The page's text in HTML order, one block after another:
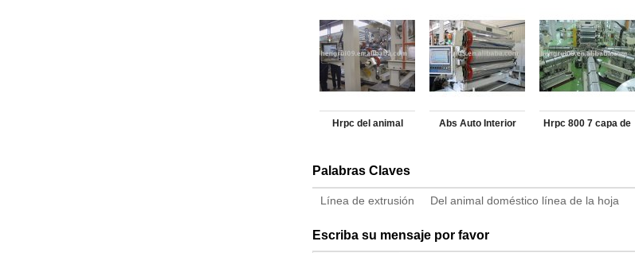
Hrpc del animal
múltiples capas de
línea de la hoja
Abs Auto Interior
línea de la hoja
Hrpc 800 7 capa de
Palabras Claves
Línea de extrusión Del animal doméstico línea de la hoja
Escriba su mensaje por favor